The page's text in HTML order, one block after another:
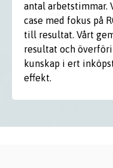
antal arbetstimmar.
case med fokus på
till resultat. Vårt
resultat och
kunskap i ert
effekt.